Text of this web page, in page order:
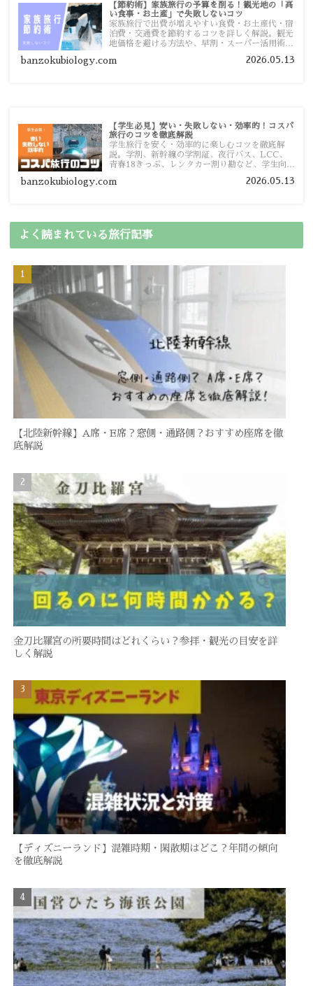
【節約術】家族旅行の予算を削る！観光地の「高
い食事・お土産」で失敗しないコツ
家族旅行で出費が増えやすい食費・お土産代・宿
泊費・交通費を節約するコツを詳しく解説。観光
地価格を避ける方法や、早割・スーパー活用術、
banzokubiology.com 2026.05.13
【学生必見】安い・失敗しない・効率的！コスパ
旅行のコツを徹底解説
学生旅行を安く・効率的に楽しむコツを徹底解
説。学割、新幹線の学割証、夜行バス、LCC、
青春18きっぷ、レンタカー割り勘など、学生向け
banzokubiology.com 2026.05.13
よく読まれている旅行記事
【北陸新幹線】A席・E席？窓側・通路側？おすすめ座席を徹
底解説
金刀比羅宮の所要時間はどれくらい？参拝・観光の目安を詳
しく解説
【ディズニーランド】混雑時期・閑散期はどこ？年間の傾向
を徹底解説